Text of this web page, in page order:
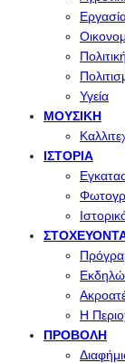
Πολιτική
Υγεία
ΜΟΥΣΙΚΉ
ΙΣΤΟΡΊΑ
Η
ΠΡΟΒΟΛΉ